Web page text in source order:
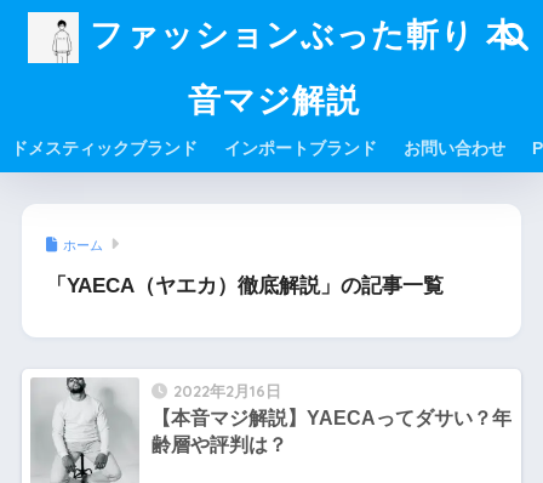
ファッションぶった斬り 本
音マジ解説
ドメスティックブランド インポートブランド お問い合わせ
ホーム
「YAECA（ヤエカ）徹底解説」の記事一覧
2022年2月16日
【本音マジ解説】YAECAってダサい？年
齢層や評判は？